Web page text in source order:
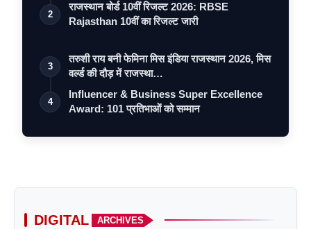
2
राजस्थान बोर्ड 10वीं रिजल्ट 2026: RBSE
Rajasthan 10वीं का रिजल्ट जारी
3
तरुशी राय बनी फेमिना मिस इंडिया राजस्थान 2026, मिस
वर्ल्ड की दौड़ में राजस्था…
4
Influencer & Business Super Excellence
Award: 101 प्रतिभाओं को सम्मान
DIGITAL ARCHIVES